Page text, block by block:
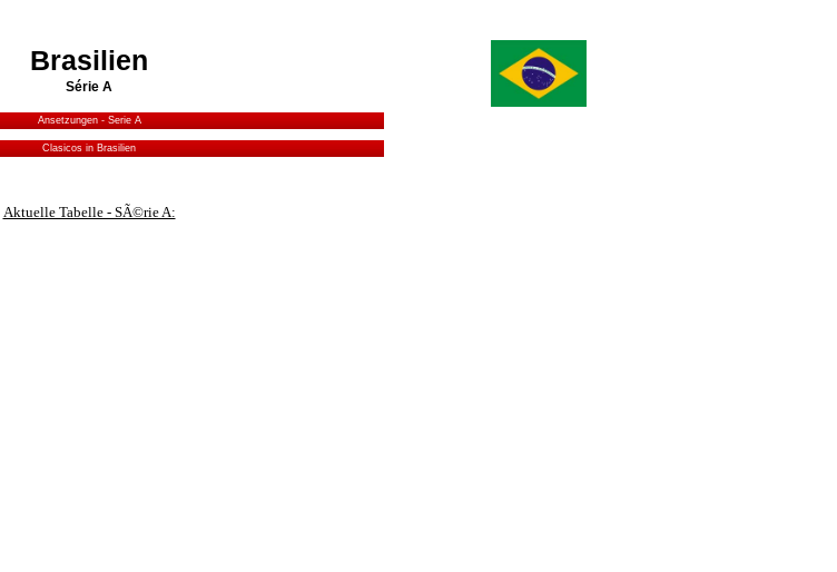
Brasilien
Série A
Ansetzungen - Serie A
Clasicos in Brasilien
Aktuelle Tabelle - SÃ©rie A: